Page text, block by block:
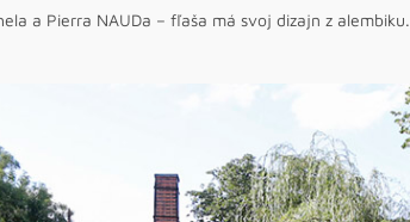
a Pierra NAUDa – fľaša má svoj dizajn z alembiku.